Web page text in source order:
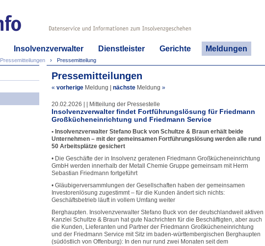
Insolvenzverwalter Dienstleister Gerichte Meldungen
Pressemitteilungen Pressemitteilung
Pressemitteilungen
« vorherige Meldung nächste Meldung »
20.02.2026 | | Mitteilung der Pressestelle
Insolvenzverwalter findet Fortführungslösung für Friedmann
Großkücheneinrichtung und Friedmann Service
• Insolvenzverwalter Stefano Buck von Schultze & Braun erhält beide
Unternehmen – mit der gemeinsamen Fortführungslösung werden alle rund
50 Arbeitsplätze gesichert
• Die Geschäfte der in Insolvenz geratenen Friedmann Großkücheneinrichtung
GmbH werden innerhalb der Metall Chemie Gruppe gemeinsam mit Herrn
Sebastian Friedmann fortgeführt
• Gläubigerversammlungen der Gesellschaften haben der gemeinsamen
Investorenlösung zugestimmt – für die Kunden ändert sich nichts:
Geschäftsbetrieb läuft in vollem Umfang weiter
Berghaupten. Insolvenzverwalter Stefano Buck von der deutschlandweit aktiven
Kanzlei Schultze & Braun hat gute Nachrichten für die Beschäftigten, aber auch
die Kunden, Lieferanten und Partner der Friedmann Großkücheneinrichtung
und der Friedmann Service mit Sitz im baden-württembergischen Berghaupten
(südöstlich von Offenburg): In den nur rund zwei Monaten seit dem